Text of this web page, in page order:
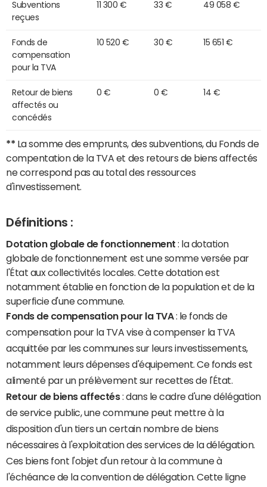
Subventions
reçues
11 300 € 33 € 49 058 €
Fonds de
compensation
pour la TVA
10 520 € 30 € 15 651 €
Retour de biens
affectés ou
concédés
0 € 0 € 14 €
** La somme des emprunts, des subventions, du Fonds de
compentation de la TVA et des retours de biens affectés
ne correspond pas au total des ressources
d'investissement.
Définitions :
Dotation globale de fonctionnement : la dotation
globale de fonctionnement est une somme versée par
l'État aux collectivités locales. Cette dotation est
notamment établie en fonction de la population et de la
superficie d'une commune.
Fonds de compensation pour la TVA: le fonds de
compensation pour la TVA vise à compenser la TVA
acquittée par les communes sur leurs investissements,
notamment leurs dépenses d'équipement. Ce fonds est
alimenté par un prélèvement sur recettes de l'État.
Retour de biens affectés: dans le cadre d'une délégation
de service public, une commune peut mettre à la
disposition d'un tiers un certain nombre de biens
nécessaires à l'exploitation des services de la délégation.
Ces biens font l'objet d'un retour à la commune à
l'échéance de la convention de délégation. Cette ligne